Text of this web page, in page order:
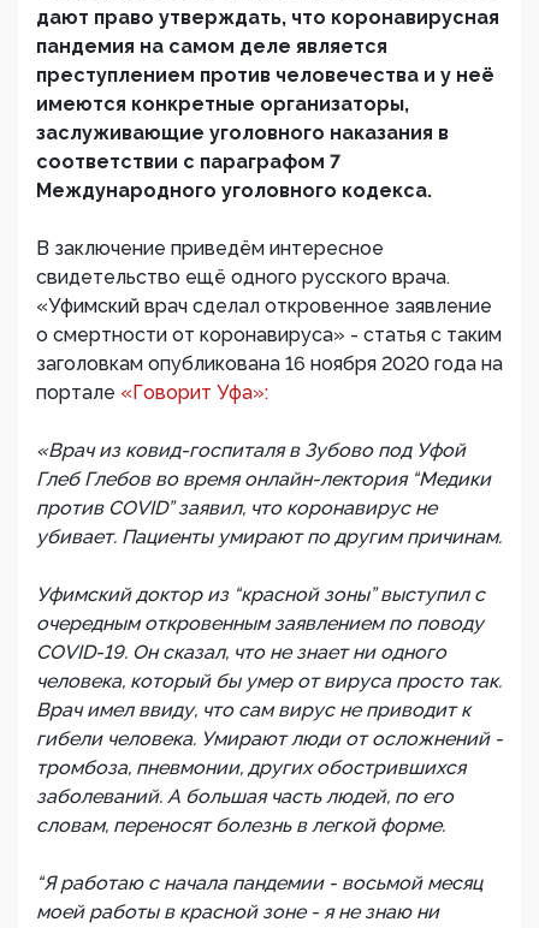
дают право утверждать, что коронавирусная
пандемия на самом деле является
преступлением против человечества и у неё
имеются конкретные организаторы,
заслуживающие уголовного наказания в
соответствии с параграфом 7
Международного уголовного кодекса.
В заключение приведём интересное
свидетельство ещё одного русского врача.
«Уфимский врач сделал откровенное заявление
о смертности от коронавируса» - статья с таким
заголовкам опубликована 16 ноября 2020 года на
портале «Говорит Уфа»:
«Врач из ковид-госпиталя в Зубово под Уфой
Глеб Глебов во время онлайн-лектория “Медики
против COVID” заявил, что коронавирус не
убивает. Пациенты умирают по другим причинам.
Уфимский доктор из “красной зоны” выступил с
очередным откровенным заявлением по поводу
COVID-19. Он сказал, что не знает ни одного
человека, который бы умер от вируса просто так.
Врач имел ввиду, что сам вирус не приводит к
гибели человека. Умирают люди от осложнений -
тромбоза, пневмонии, других обострившихся
заболеваний. А большая часть людей, по его
словам, переносят болезнь в легкой форме.
“Я работаю с начала пандемии - восьмой месяц
моей работы в красной зоне - я не знаю ни